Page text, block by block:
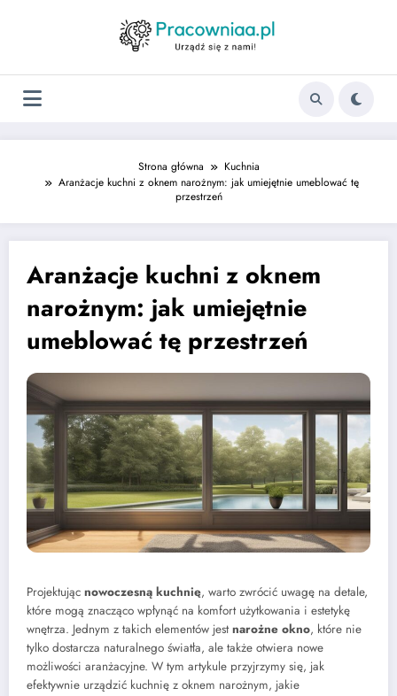
Strona główna
Kuchnia
Aranżacje kuchni z oknem narożnym: jak umiejętnie umeblować tę
przestrzeń
Aranżacje kuchni z oknem
narożnym: jak umiejętnie
umeblować tę przestrzeń
Projektując nowoczesną kuchnię, warto zwrócić uwagę na detale,
które mogą znacząco wpłynąć na komfort użytkowania i estetykę
wnętrza. Jednym z takich elementów jestnarożne okno, które nie
tylko dostarcza naturalnego światła, ale także otwiera nowe
możliwości aranżacyjne. W tym artykule przyjrzymy się, jak
efektywnie urządzić kuchnię z oknem narożnym, jakie